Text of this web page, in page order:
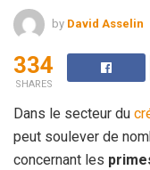
by David Asselin
334
SHARES
Dans le secteur du
peut soulever de
concernant les